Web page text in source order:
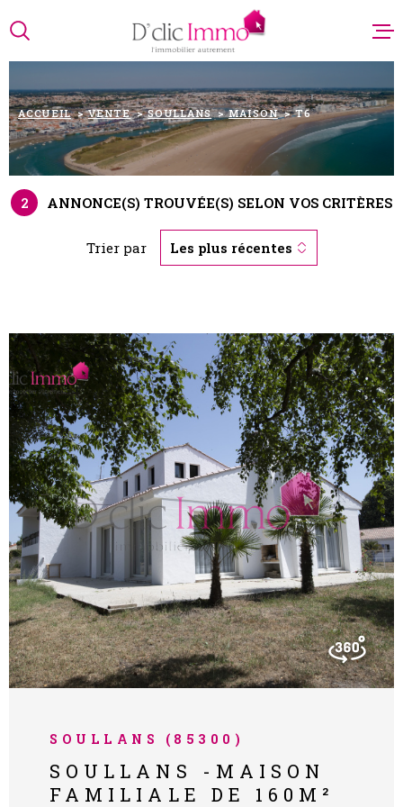
au
au
NOTRE
NOS
ALERTE
NOS
NOS AVIS
CONTACT
ACCUEIL VENTE SOULLANS MAISON T6
2 ANNONCE(S) TROUVÉE(S) SELON VOS CRITÈRES
Trier par Les plus récentes
SOULLANS (85300)
SOULLANS -MAISON
FAMILIALE DE 160M²
VOIR LE BIEN